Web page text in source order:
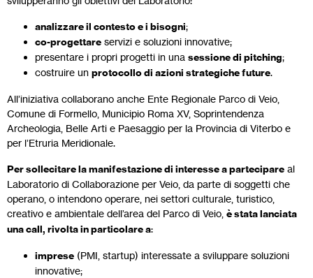
analizzare il contesto e i bisogni;
co-progettare servizi e soluzioni innovative;
presentare i propri progetti in una sessione di pitching;
costruire un protocollo di azioni strategiche future.
All’iniziativa collaborano anche Ente Regionale Parco di Veio,
Comune di Formello, Municipio Roma XV, Soprintendenza
Archeologia, Belle Arti e Paesaggio per la Provincia di Viterbo e
per l’Etruria Meridionale.
Per sollecitare la manifestazione di interesse a partecipare al
Laboratorio di Collaborazione per Veio, da parte di soggetti che
operano, o intendono operare, nei settori culturale, turistico,
creativo e ambientale dell’area del Parco di Veio, è stata lanciata
una call, rivolta in particolare a:
imprese (PMI, startup) interessate a sviluppare soluzioni
innovative;